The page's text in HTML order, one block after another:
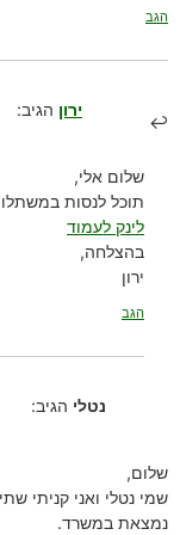
הגב
ירון הגיב:
שלום אלי,
תוכל לנסות
לינק לעמוד
בהצלחה,
ירון
הגב
נטלי הגיב:
שלום,
שמי נטלי ואני קניתי
נמצאת במשרד.